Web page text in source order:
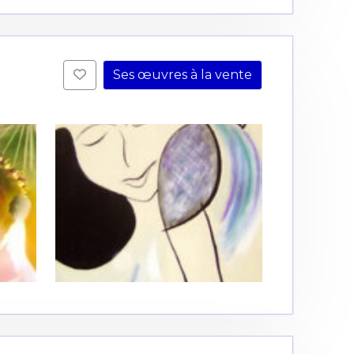
Ses œuvres à la vente